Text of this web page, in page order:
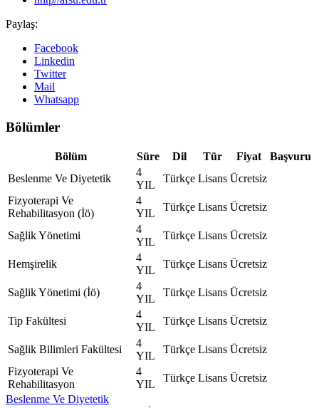
Paylaş:
Facebook
Linkedin
Twitter
Mail
Whatsapp
Bölümler
Bölüm Süre Dil Tür Fiyat
Başvuru
Beslenme Ve Diyetetik
4
YIL
Türkçe Lisans Ücretsiz
Fizyoterapi Ve
Rehabilitasyon (İö)
4
YIL
Türkçe Lisans Ücretsiz
Sağlik Yönetimi
4
YIL
Türkçe Lisans Ücretsiz
Hemşirelik
4
YIL
Türkçe Lisans Ücretsiz
Sağlik Yönetimi (İö)
4
YIL
Türkçe Lisans Ücretsiz
Tip Fakültesi
4
YIL
Türkçe Lisans Ücretsiz
Sağlik Bilimleri Fakültesi
4
YIL
Türkçe Lisans Ücretsiz
Fizyoterapi Ve
Rehabilitasyon
4
YIL
Türkçe Lisans Ücretsiz
Beslenme Ve Diyetetik